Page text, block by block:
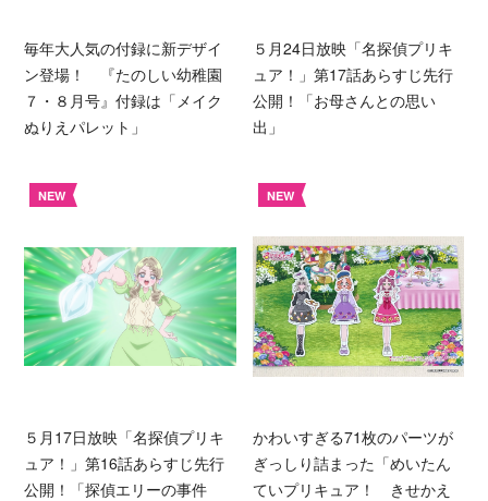
毎年大人気の付録に新デザイ
ン登場！ 『たのしい幼稚園
７・８月号』付録は「メイク
ぬりえパレット」
５月24日放映「名探偵プリキ
ュア！」第17話あらすじ先行
公開！「お母さんとの思い
出」
NEW
５月17日放映「名探偵プリキ
ュア！」第16話あらすじ先行
公開！「探偵エリーの事件
NEW
かわいすぎる71枚のパーツが
ぎっしり詰まった「めいたん
ていプリキュア！ きせかえ